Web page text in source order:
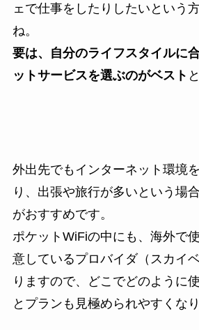
ェで仕事をしたりしたいという
ね。
要は、自分のライフスタイルに
ットサービスを選ぶのがベスト
外出先でもインターネット環境
り、出張や旅行が多いという場
がおすすめです。
ポケットWiFiの中にも、海外で
意しているプロバイダ（スカイ
りますので、どこでどのように
とプランも見極められやすくな